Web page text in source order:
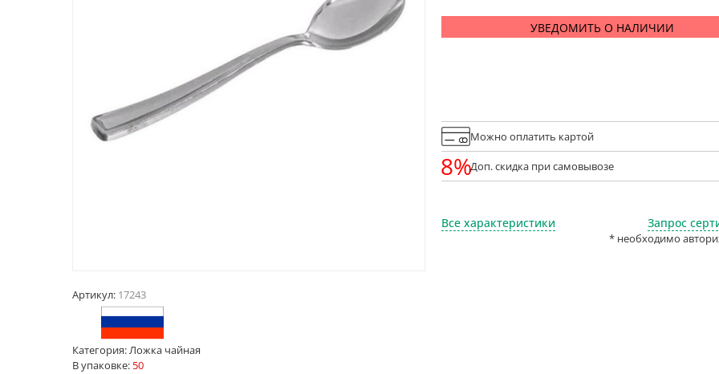
УВЕДОМИТЬ О НАЛИЧИИ
Можно оплатить картой
8%Доп. скидка при самовывозе
Артикул: 17243
Категория:Ложка чайная
В упаковке: 50
Все характеристики Запрос
* необходимо